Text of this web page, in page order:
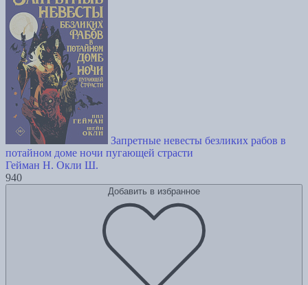
Запретные невесты безликих рабов в
потайном доме ночи пугающей страсти
Гейман Н. Окли Ш.
940
Добавить в избранное